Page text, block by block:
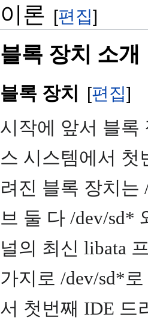
이론 [편집]
블록 장치 소개
블록 장치 [편집]
시작에 앞서 블록
스 시스템에서 첫
려진 블록 장치는
브 둘 다 /dev/sd*
널의 최신 libata
가지로 /dev/sd*
서 첫번째 IDE 드